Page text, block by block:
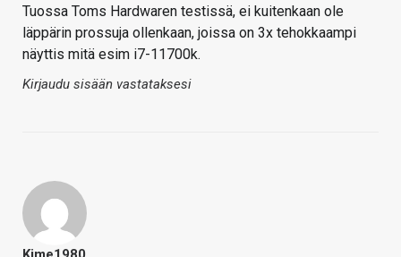
Tuossa Toms Hardwaren testissä, ei kuitenkaan ole
läppärin prossuja ollenkaan, joissa on 3x tehokkaampi
näyttis mitä esim i7-11700k.
Kirjaudu sisään vastataksesi